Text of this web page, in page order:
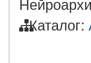
Каталог: